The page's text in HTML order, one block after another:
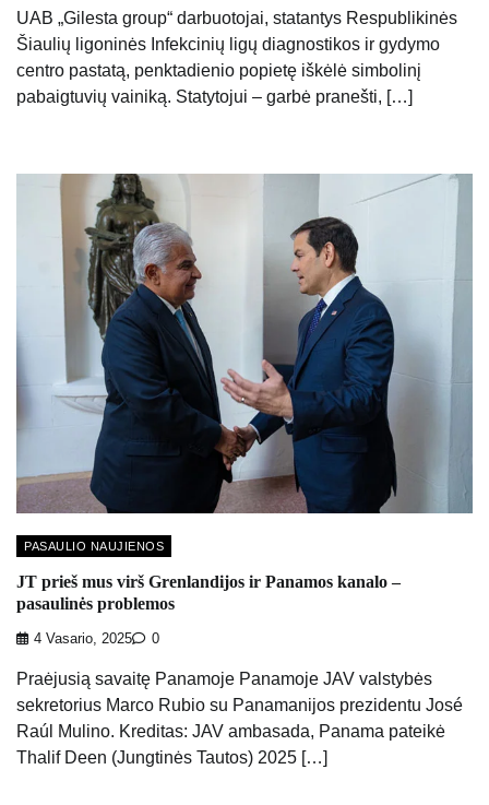
UAB „Gilesta group“ darbuotojai, statantys Respublikinės
Šiaulių ligoninės Infekcinių ligų diagnostikos ir gydymo
centro pastatą, penktadienio popietę iškėlė simbolinį
pabaigtuvių vainiką. Statytojui – garbė pranešti, […]
PASAULIO NAUJIENOS
JT prieš mus virš Grenlandijos ir Panamos kanalo –
pasaulinės problemos
4 Vasario, 2025 0
Praėjusią savaitę Panamoje Panamoje JAV valstybės
sekretorius Marco Rubio su Panamanijos prezidentu José
Raúl Mulino. Kreditas: JAV ambasada, Panama pateikė
Thalif Deen (Jungtinės Tautos) 2025 […]